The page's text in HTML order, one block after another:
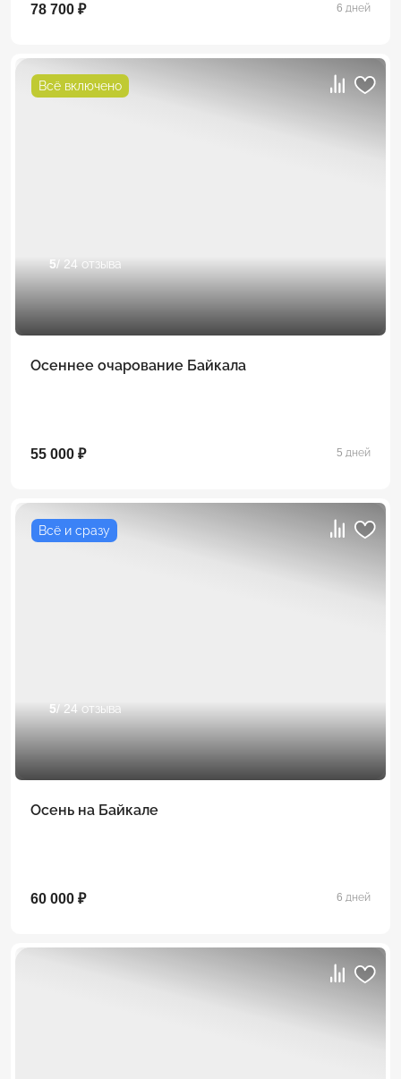
78 700 ₽ 6 дней
Всё включено
5/ 24 отзыва
Осеннее очарование Байкала
55 000 ₽ 5 дней
Всё и сразу
5/ 24 отзыва
Осень на Байкале
60 000 ₽ 6 дней